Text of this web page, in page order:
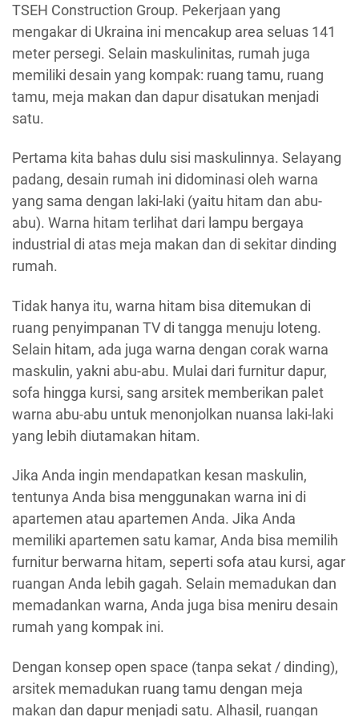
TSEH Construction Group. Pekerjaan yang
mengakar di Ukraina ini mencakup area seluas 141
meter persegi. Selain maskulinitas, rumah juga
memiliki desain yang kompak: ruang tamu, ruang
tamu, meja makan dan dapur disatukan menjadi
satu.
Pertama kita bahas dulu sisi maskulinnya. Selayang
padang, desain rumah ini didominasi oleh warna
yang sama dengan laki-laki (yaitu hitam dan abu-
abu). Warna hitam terlihat dari lampu bergaya
industrial di atas meja makan dan di sekitar dinding
rumah.
Tidak hanya itu, warna hitam bisa ditemukan di
ruang penyimpanan TV di tangga menuju loteng.
Selain hitam, ada juga warna dengan corak warna
maskulin, yakni abu-abu. Mulai dari furnitur dapur,
sofa hingga kursi, sang arsitek memberikan palet
warna abu-abu untuk menonjolkan nuansa laki-laki
yang lebih diutamakan hitam.
Jika Anda ingin mendapatkan kesan maskulin,
tentunya Anda bisa menggunakan warna ini di
apartemen atau apartemen Anda. Jika Anda
memiliki apartemen satu kamar, Anda bisa memilih
furnitur berwarna hitam, seperti sofa atau kursi, agar
ruangan Anda lebih gagah. Selain memadukan dan
memadankan warna, Anda juga bisa meniru desain
rumah yang kompak ini.
Dengan konsep open space (tanpa sekat / dinding),
arsitek memadukan ruang tamu dengan meja
makan dan dapur menjadi satu. Alhasil, ruangan